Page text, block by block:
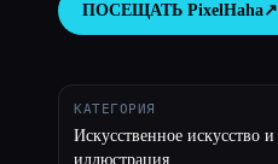
ПОСЕЩАТЬ PixelHaha↗︎
КАТЕГОРИЯ
Искусственное искусство и
иллюстрация